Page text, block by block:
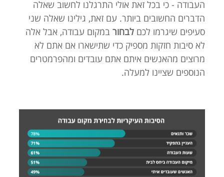
העבודה - כי בכל זאת אולי התרגלנו לחשוב שאלה
הדברים החשובים ביותר. עם זאת, גילינו שאלה שני
סעיפים שיגרמו לכם לבחור במקום עבודה, אבל אלה
לא סיבות חזקות מספיק כדי שתישארו אם אתם לא
מרוצים מהאנשים איתם אתם עובדים ומהפרמטרים
הנוספים שציינו למעלה.